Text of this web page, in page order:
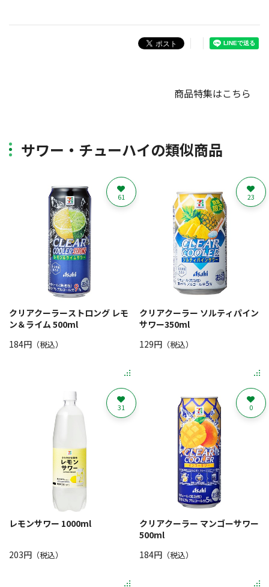
商品特集はこちら
サワー・チューハイの類似商品
クリアクーラーストロング レモ
ン＆ライム 500ml
184円 （税込）
61
クリアクーラー ソルティパイン
サワー350ml
129円（税込）
23
レモンサワー 1000ml
203円 （税込）
31
クリアクーラー マンゴーサワー
500ml
184円（税込）
0